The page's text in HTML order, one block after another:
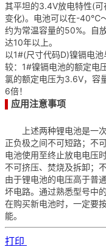
其平坦的3.4V放电特性(
变化)。电池可以在-40℃
约为常温容量的50%。自
达10年以上。
以1#(尺寸代码D)镍镉电
较：1#镍镉电池的额定电
氯的额定电压为3.6V，容
6倍！
应用注意事项
上述两种锂电池是一次
正负极之间不可短路；不
电池使用至终止放电电压
不可挤压、焚烧及拆卸；
由于锂电池的电压高于普
坏电路。通过熟悉型号中
在购买新电池时，一定要
能。
打印